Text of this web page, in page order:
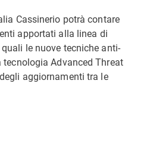
Cassinerio potrà contare
apportati alla linea di
le nuove tecniche anti-
Advanced Threat
aggiornamenti tra le